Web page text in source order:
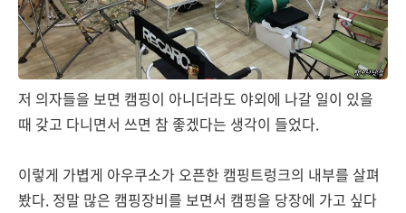
저 의자들을 보면 캠핑이 아니더라도 야외에 나갈 일이 있을
때 갖고 다니면서 쓰면 참 좋겠다는 생각이 들었다.
이렇게 가볍게 아우쿠소가 오픈한 캠핑트렁크의 내부를 살펴
봤다. 정말 많은 캠핑장비를 보면서 캠핑을 당장에 가고 싶다